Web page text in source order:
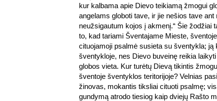
kur kalbama apie Dievo teikiamą žmogui
angelams globoti tave, ir jie nešios tave ant
neužsigautum kojos į akmenį.“ Šie žodžiai
to, kad tariami Šventajame Mieste,
cituojamoji psalmė susieta su šventykla; ją
šventykloje, nes Dievo buveinę reikia
globos vieta. Kur turėtų Dievą tikintis
šventoje šventyklos teritorijoje? Velnias
žinovas, mokantis tiksliai cituoti psalmę;
gundymą atrodo tiesiog kaip dviejų Rašto